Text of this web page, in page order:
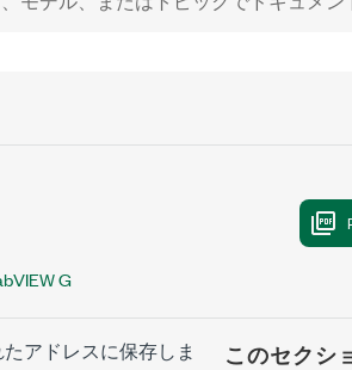
G
アドレスに保存しま このセクシ